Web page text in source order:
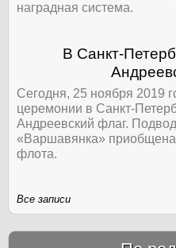
наградная система.
В Санкт-
Сегодня, 25 ноября 2019
церемонии в Санкт-
Андреевский флаг.
«Варшавянка» приобщена
флота.
Все записи